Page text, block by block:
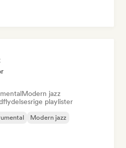
Modern jazz
playlister
Modern jazz